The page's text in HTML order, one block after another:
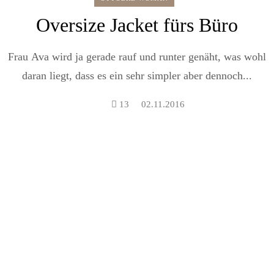
Oversize Jacket fürs Büro
Frau Ava wird ja gerade rauf und runter genäht, was wohl
daran liegt, dass es ein sehr simpler aber dennoch...
13 02.11.2016